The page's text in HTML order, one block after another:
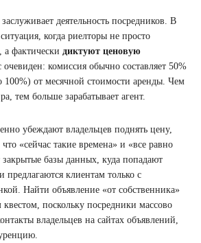
деятельность посредников. В
когда риелторы не просто
а фактически диктуют ценовую
очевиден: комиссия обычно составляет 50%
100%) от месячной стоимости аренды. Чем
тем больше зарабатывает агент.
убеждают владельцев поднять цену,
«сейчас такие времена» и «все равно
базы данных, куда попадают
клиентам только с
Найти объявление «от собственника»
поскольку посредники массово
владельцев на сайтах объявлений,